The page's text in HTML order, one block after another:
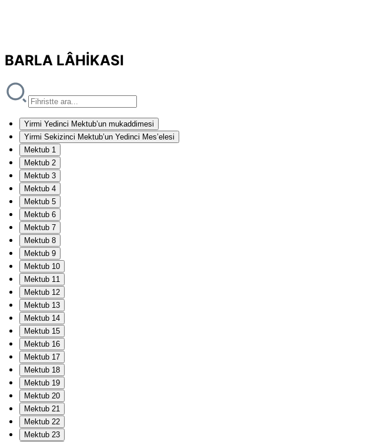
BARLA LÂHİKASI
Yirmi Yedinci Mektub’un mukaddimesi
Yirmi Sekizinci Mektub’un Yedinci Mes’elesi
Mektub 1
Mektub 2
Mektub 3
Mektub 4
Mektub 5
Mektub 6
Mektub 7
Mektub 8
Mektub 9
Mektub 10
Mektub 11
Mektub 12
Mektub 13
Mektub 14
Mektub 15
Mektub 16
Mektub 17
Mektub 18
Mektub 19
Mektub 20
Mektub 21
Mektub 22
Mektub 23